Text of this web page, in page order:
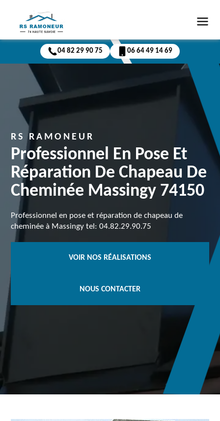
04 82 29 90 75 06 64 49 14 69
RS RAMONEUR
Professionnel En Pose Et
Réparation De Chapeau De
Cheminée Massingy 74150
Professionnel en pose et réparation de chapeau de
cheminée à Massingy tel: 04.82.29.90.75
VOIR NOS RÉALISATIONS
NOUS CONTACTER